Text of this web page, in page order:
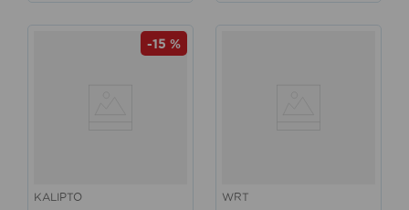
-15 %
KALIPTO WRT